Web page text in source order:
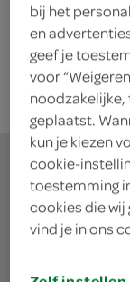
waar
bij het
en
geef je
voor
geplaatst.
kun je kiezen
cookie-
toestemming
cookies die wij
vind je in ons